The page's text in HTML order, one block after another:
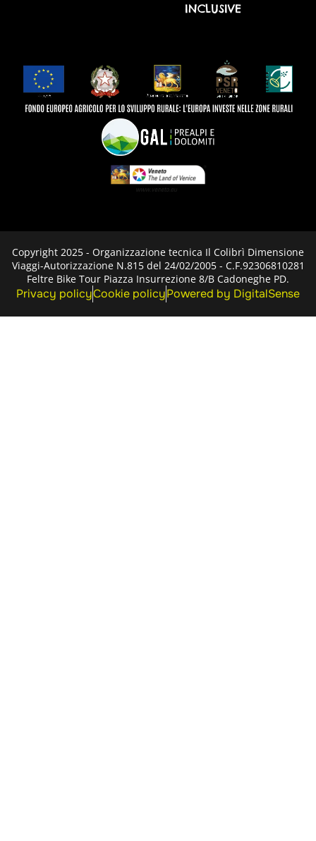
INCLUSIVE
Copyright 2025 - Organizzazione tecnica Il Colibrì Dimensione
Viaggi-Autorizzazione N.815 del 24/02/2005 - C.F.92306810281
Feltre Bike Tour Piazza Insurrezione 8/B Cadoneghe PD.
Privacy policyCookie policyPowered by DigitalSense